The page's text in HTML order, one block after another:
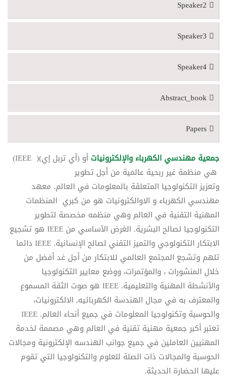
جمعية مهندسي الكهرباء والإلكترونيات
أو (آي تربل إي)( IEEE)
هي منظمة غير ربحية عالمية من أجل تطوير
وتعزيز التكنولوجيا المتعلقة بالمعلومات في العالم. معهد
مهندسي الكهرباء و الاوالكترونيات هو من كبري المنظمات
المهنية التقنية في العالم وهي منظمه مخصصة لتطوير
التكنولوجيا لصالح البشرية. الغرض الأساسي من IEEE هو تشجيع
الابتكار التكنولوجي والتميز التقني لصالح الإنسانية. IEEE دائما
تلهم وتشجع المجتمع العالمي للابتكار من أجل غد أفضل من
خلال المنشورات ، والمؤتمرات، ووضع معايير التكنولوجيا
والأنشطة المهنية والتعليمية. IEEE هو صوت الثقة المسموع
والمعترف به في مجال الهندسة الكهربائيه, الالكترونيات،
والحوسبة وتكنولوجيا المعلومات في جميع أنحاء العالم. IEEE
تعتبر أكبر جمعية مهنية تقنية في العالم وهي مصممة لخدمة
المهنيين العاملين في جميع جوانب الهندسه الإلكترونية ومجالات
الحوسبة والمجالات ذات الصلة للعلوم والتكنولوجيا التي تقوم
عليها الحضارة الحديثة.